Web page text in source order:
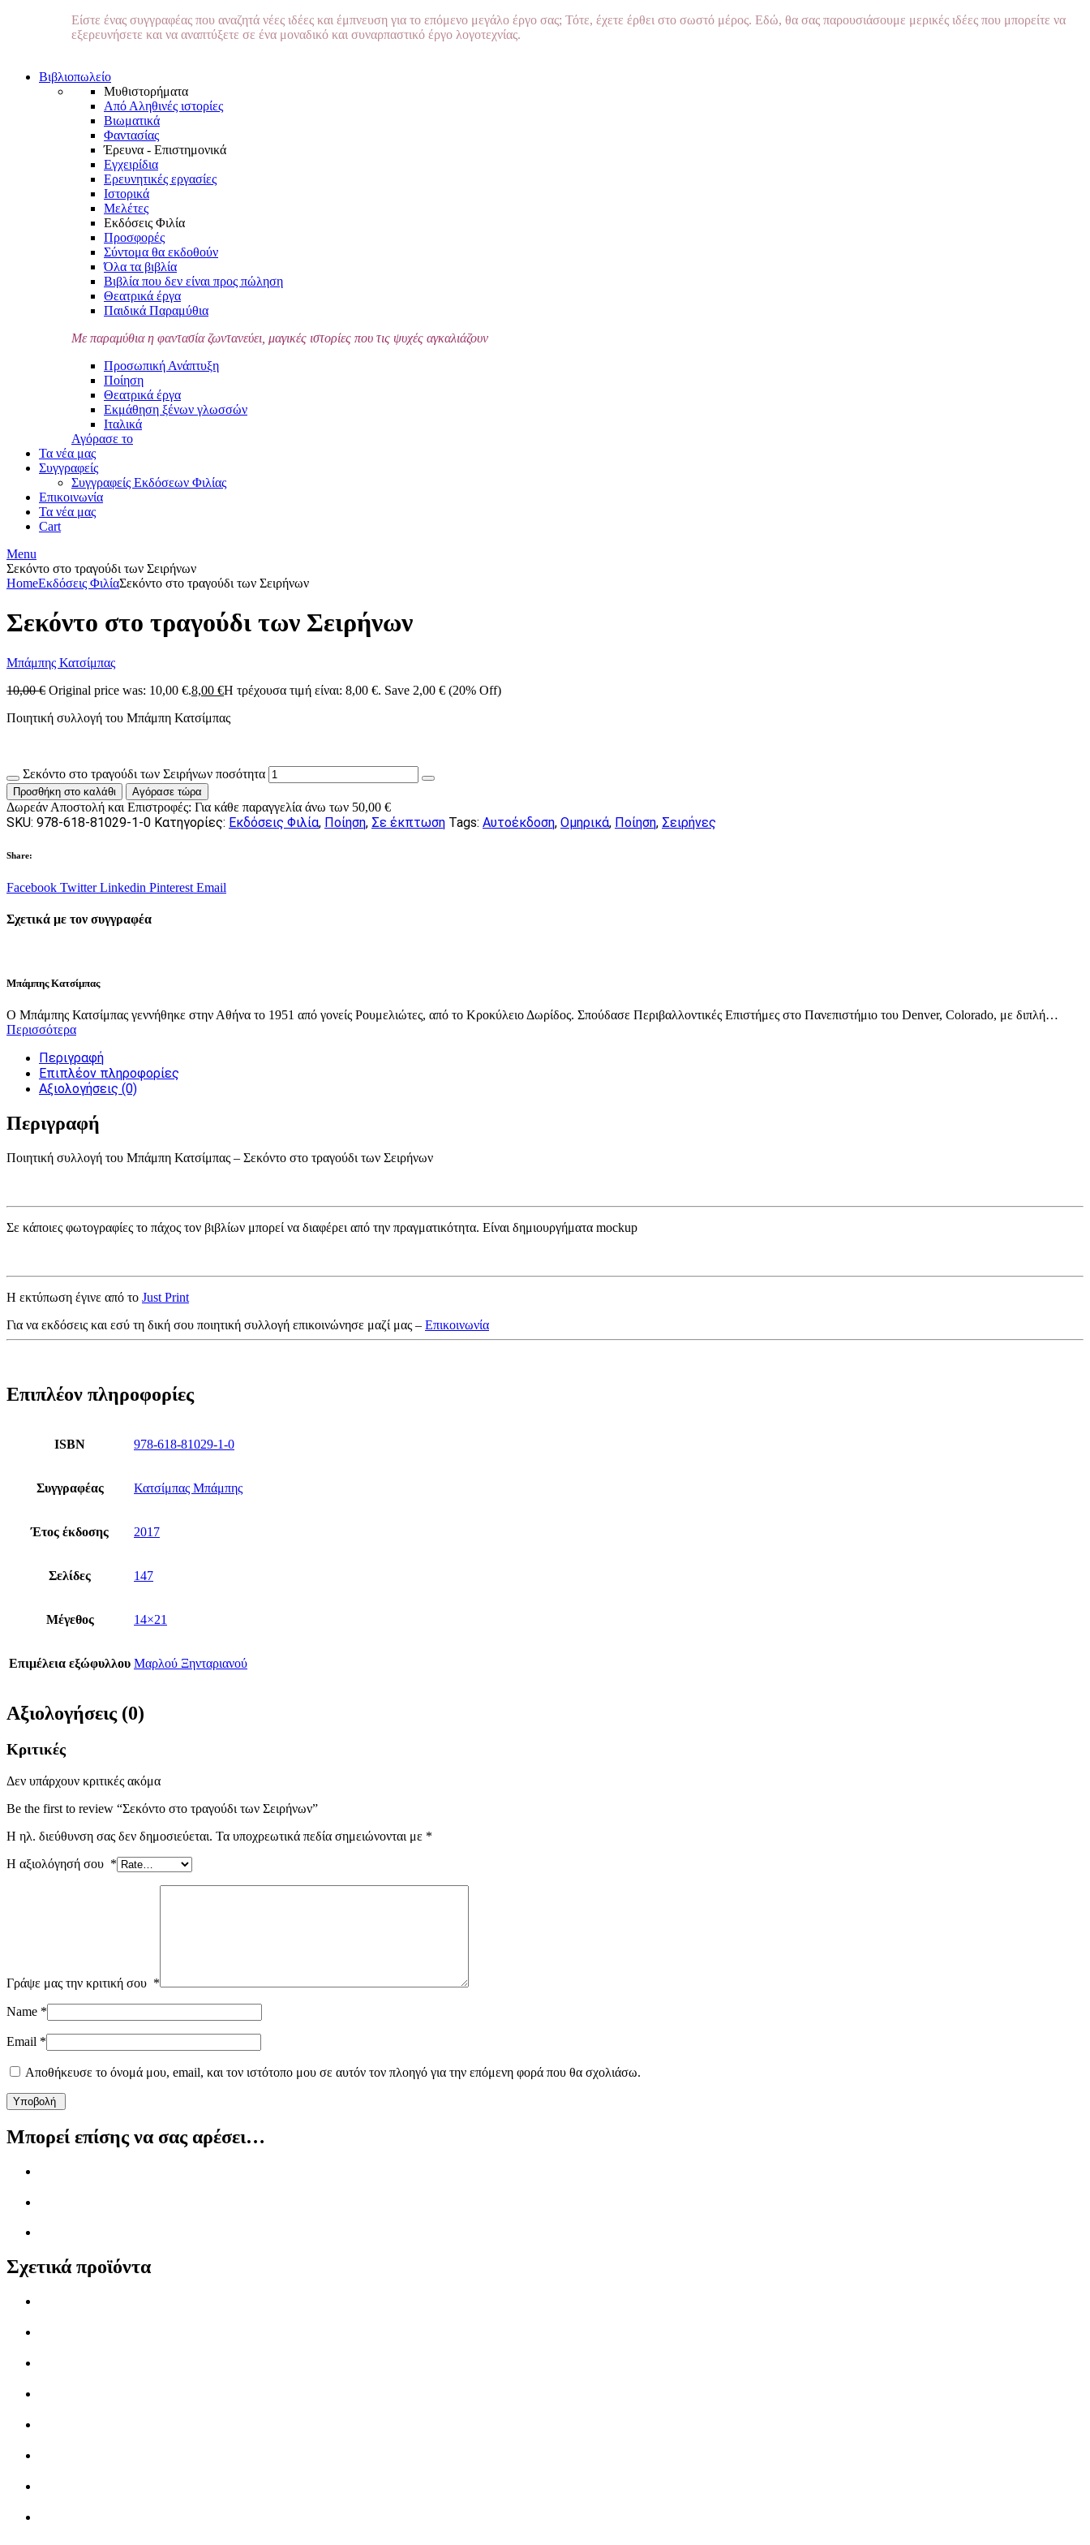
Είστε ένας συγγραφέας που αναζητά νέες ιδέες και έμπνευση για το επόμενο μεγάλο έργο σας; Τότε, έχετε έρθει στο σωστό μέρος. Εδώ, θα σας παρουσιάσουμε μερικές ιδέες που μπορείτε να
εξερευνήσετε και να αναπτύξετε σε ένα μοναδικό και συναρπαστικό έργο λογοτεχνίας.
Βιβλιοπωλείο
Μυθιστορήματα
Από Αληθινές ιστορίες
Βιωματικά
Φαντασίας
Έρευνα - Επιστημονικά
Εγχειρίδια
Ερευνητικές εργασίες
Ιστορικά
Μελέτες
Εκδόσεις Φιλία
Προσφορές
Σύντομα θα εκδοθούν
Όλα τα βιβλία
Βιβλία που δεν είναι προς πώληση
Θεατρικά έργα
Παιδικά Παραμύθια
Με παραμύθια η φαντασία ζωντανεύει, μαγικές ιστορίες που τις ψυχές αγκαλιάζουν
Προσωπική Ανάπτυξη
Ποίηση
Θεατρικά έργα
Εκμάθηση ξένων γλωσσών
Ιταλικά
Αγόρασε το
Τα νέα μας
Συγγραφείς
Συγγραφείς Εκδόσεων Φιλίας
Επικοινωνία
Τα νέα μας
Cart
Menu
Σεκόντο στο τραγούδι των Σειρήνων
HomeΕκδόσεις ΦιλίαΣεκόντο στο τραγούδι των Σειρήνων
Σεκόντο στο τραγούδι των Σειρήνων
Μπάμπης Κατσίμπας
10,00€ Original price was: 10,00 €.8,00 €Η τρέχουσα τιμή είναι: 8,00 €. Save 2,00 € (20% Off)
Ποιητική συλλογή του Μπάμπη Κατσίμπας
Σεκόντο στο τραγούδι των Σειρήνων ποσότητα
Προσθήκη στο καλάθι Αγόρασε τώρα
Δωρεάν Αποστολή και Επιστροφές: Για κάθε παραγγελία άνω των 50,00 €
SKU: 978-618-81029-1-0 Κατηγορίες: Εκδόσεις Φιλία, Ποίηση, Σε έκπτωση Tags: Αυτοέκδοση, Ομηρικά, Ποίηση, Σειρήνες
Share:
Facebook Twitter Linkedin Pinterest Email
Σχετικά με τον συγγραφέα
Μπάμπης Κατσίμπας
Ο Μπάμπης Κατσίμπας γεννήθηκε στην Αθήνα το 1951 από γονείς Ρουμελιώτες, από το Κροκύλειο Δωρίδος. Σπούδασε Περιβαλλοντικές Επιστήμες στο Πανεπιστήμιο του Denver, Colorado, με διπλή…
Περισσότερα
Περιγραφή
Επιπλέον πληροφορίες
Αξιολογήσεις (0)
Περιγραφή
Ποιητική συλλογή του Μπάμπη Κατσίμπας – Σεκόντο στο τραγούδι των Σειρήνων
Σε κάποιες φωτογραφίες το πάχος τον βιβλίων μπορεί να διαφέρει από την πραγματικότητα. Είναι δημιουργήματα mockup
Η εκτύπωση έγινε από το Just Print
Για να εκδόσεις και εσύ τη δική σου ποιητική συλλογή επικοινώνησε μαζί μας – Επικοινωνία
Επιπλέον πληροφορίες
ISBN 978-618-81029-1-0
Συγγραφέας Κατσίμπας Μπάμπης
Έτος έκδοσης 2017
Σελίδες 147
Μέγεθος 14×21
Επιμέλεια εξώφυλλου Μαρλού Ξηνταριανού
Αξιολογήσεις (0)
Κριτικές
Δεν υπάρχουν κριτικές ακόμα
Be the first to review “Σεκόντο στο τραγούδι των Σειρήνων”
Η ηλ. διεύθυνση σας δεν δημοσιεύεται. Τα υποχρεωτικά πεδία σημειώνονται με *
Η αξιολόγησή σου *
Γράψε μας την κριτική σου *
Name *
Email *
Αποθήκευσε το όνομά μου, email, και τον ιστότοπο μου σε αυτόν τον πλοηγό για την επόμενη φορά που θα σχολιάσω.
Μπορεί επίσης να σας αρέσει…
Σχετικά προϊόντα